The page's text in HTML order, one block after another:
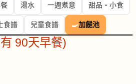
湯水 一週煮意 甜品・小食
食譜 兒童食譜 🍳加餸池
90天早餐)